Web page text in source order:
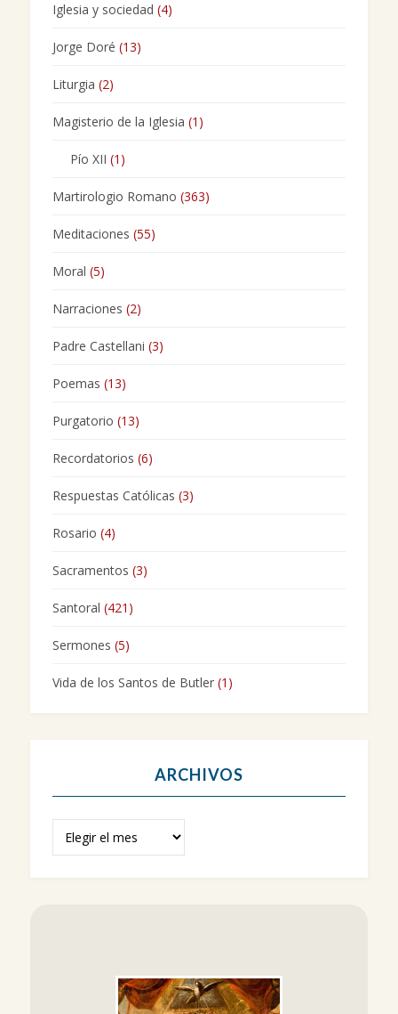
Iglesia y sociedad (4)
Jorge Doré (13)
Liturgia (2)
Magisterio de la Iglesia (1)
Pío XII (1)
Martirologio Romano (363)
Meditaciones (55)
Moral (5)
Narraciones (2)
Padre Castellani (3)
Poemas (13)
Purgatorio (13)
Recordatorios (6)
Respuestas Católicas (3)
Rosario (4)
Sacramentos (3)
Santoral (421)
Sermones (5)
Vida de los Santos de Butler(1)
ARCHIVOS